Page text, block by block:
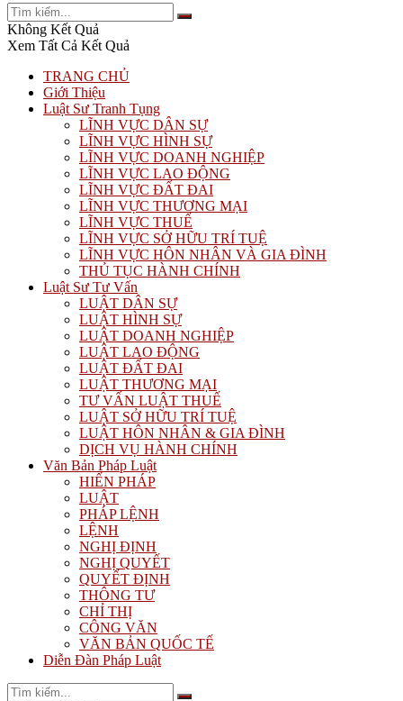
Không Kết Quả
Xem Tất Cả Kết Quả
TRANG CHỦ
Giới Thiệu
Luật Sư Tranh Tụng
LĨNH VỰC DÂN SỰ
LĨNH VỰC HÌNH SỰ
LĨNH VỰC DOANH NGHIỆP
LĨNH VỰC LAO ĐỘNG
LĨNH VỰC ĐẤT ĐAI
LĨNH VỰC THƯƠNG MẠI
LĨNH VỰC THUẾ
LĨNH VỰC SỞ HỮU TRÍ TUỆ
LĨNH VỰC HÔN NHÂN VÀ GIA ĐÌNH
THỦ TỤC HÀNH CHÍNH
Luật Sư Tư Vấn
LUẬT DÂN SỰ
LUẬT HÌNH SỰ
LUẬT DOANH NGHIỆP
LUẬT LAO ĐỘNG
LUẬT ĐẤT ĐAI
LUẬT THƯƠNG MẠI
TƯ VẤN LUẬT THUẾ
LUẬT SỞ HỮU TRÍ TUỆ
LUẬT HÔN NHÂN & GIA ĐÌNH
DỊCH VỤ HÀNH CHÍNH
Văn Bản Pháp Luật
HIẾN PHÁP
LUẬT
PHÁP LỆNH
LỆNH
NGHỊ ĐỊNH
NGHỊ QUYẾT
QUYẾT ĐỊNH
THÔNG TƯ
CHỈ THỊ
CÔNG VĂN
VĂN BẢN QUỐC TẾ
Diễn Đàn Pháp Luật